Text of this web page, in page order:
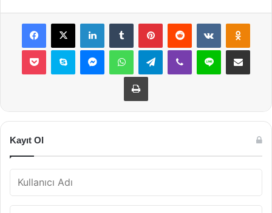
Facebook
X LinkedInTumblr PinterestReddit VKontakte
Pocket Skype MessengerWhatsAppTelegramViber Line E-Posta ile
Yazdır
Kayıt Ol